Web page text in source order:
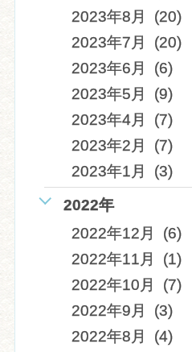
2023年8月 (20)
2023年7月 (20)
2023年6月 (6)
2023年5月 (9)
2023年4月 (7)
2023年2月 (7)
2023年1月 (3)
2022年
2022年12月 (6)
2022年11月 (1)
2022年10月 (7)
2022年9月 (3)
2022年8月 (4)